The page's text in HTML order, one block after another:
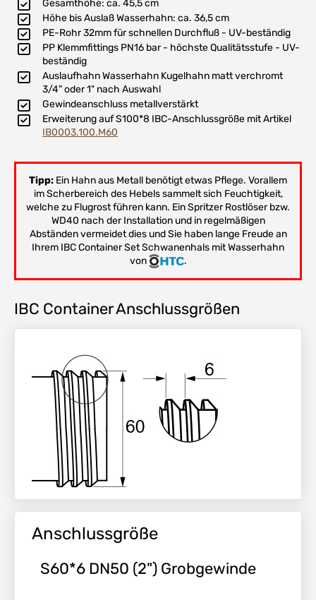
Gesamthöhe: ca. 45,5 cm
Höhe bis Auslaß Wasserhahn: ca. 36,5 cm
PE-Rohr 32mm für schnellen Durchfluß - UV-beständig
PP Klemmfittings PN16 bar - höchste Qualitätsstufe - UV-
beständig
Auslaufhahn Wasserhahn Kugelhahn matt verchromt
3/4" oder 1" nach Auswahl
Gewindeanschluss metallverstärkt
Erweiterung auf S100*8 IBC-Anschlussgröße mit Artikel
IB0003.100.M60
Tipp: Ein Hahn aus Metall benötigt etwas Pflege. Vorallem
im Scherbereich des Hebels sammelt sich Feuchtigkeit,
welche zu Flugrost führen kann. Ein Spritzer Rostlöser bzw.
WD40 nach der Installation und in regelmäßigen
Abständen vermeidet dies und Sie haben lange Freude an
Ihrem IBC Container Set Schwanenhals mit Wasserhahn
von
.
IBC Container Anschlussgrößen
Anschlussgröße
S60*6 DN50 (2") Grobgewinde